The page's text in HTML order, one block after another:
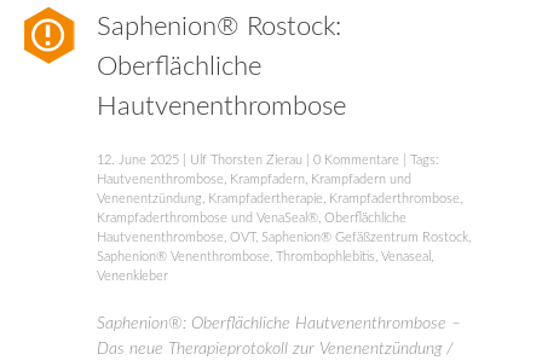
Saphenion® Rostock:
Oberflächliche
Hautvenenthrombose
12. June 2025 Ulf Thorsten Zierau 0 Kommentare | Tags:
Hautvenenthrombose
Krampfadern
Krampfadern und
Venenentzündung
Krampfadertherapie Krampfaderthrombose
Krampfaderthrombose und VenaSeal® Oberflächliche
Hautvenenthrombose OVT, Saphenion® Gefäßzentrum Rostock
Saphenion® Venenthrombose Thrombophlebitis Venaseal
Venenkleber
Saphenion®: Oberflächliche Hautvenenthrombose –
Das neue Therapieprotokoll zur Venenentzündung /